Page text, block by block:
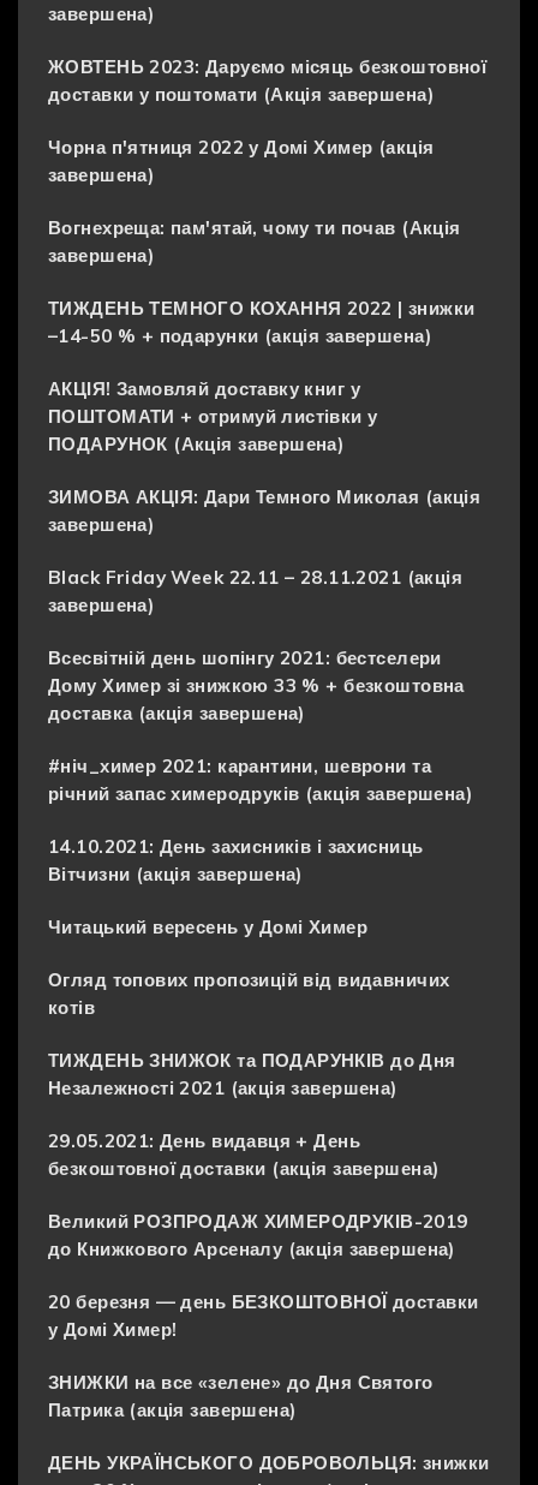
завершена)
ЖОВТЕНЬ 2023: Даруємо місяць безкоштовної
доставки у поштомати (Акція завершена)
Чорна п'ятниця 2022 у Домі Химер (акція
завершена)
Вогнехреща: пам'ятай, чому ти почав (Акція
завершена)
ТИЖДЕНЬ ТЕМНОГО КОХАННЯ 2022 | знижки
–14-50 % + подарунки (акція завершена)
АКЦІЯ! Замовляй доставку книг у
ПОШТОМАТИ + отримуй листівки у
ПОДАРУНОК (Акція завершена)
ЗИМОВА АКЦІЯ: Дари Темного Миколая (акція
завершена)
Black Friday Week 22.11 – 28.11.2021 (акція
завершена)
Всесвітній день шопінгу 2021: бестселери
Дому Химер зі знижкою 33 % + безкоштовна
доставка (акція завершена)
#ніч_химер 2021: карантини, шеврони та
річний запас химеродруків (акція завершена)
14.10.2021: День захисників і захисниць
Вітчизни (акція завершена)
Читацький вересень у Домі Химер
Огляд топових пропозицій від видавничих
котів
ТИЖДЕНЬ ЗНИЖОК та ПОДАРУНКІВ до Дня
Незалежності 2021 (акція завершена)
29.05.2021: День видавця + День
безкоштовної доставки (акція завершена)
Великий РОЗПРОДАЖ ХИМЕРОДРУКІВ-2019
до Книжкового Арсеналу (акція завершена)
20 березня — день БЕЗКОШТОВНОЇ доставки
у Домі Химер!
ЗНИЖКИ на все «зелене» до Дня Святого
Патрика (акція завершена)
ДЕНЬ УКРАЇНСЬКОГО ДОБРОВОЛЬЦЯ: знижки